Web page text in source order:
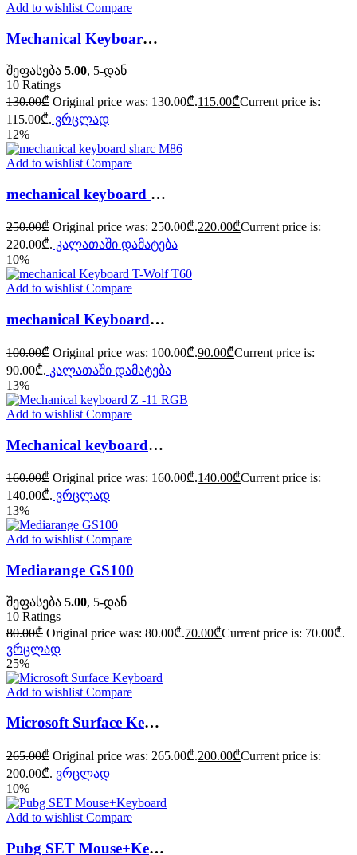
Add to wishlistCompare
Mechanical Keyboard S61 black
შეფასება 5.00, 5-დან
10 Ratings
130.00₾ Original price was: 130.00₾.115.00₾Current price is:
115.00₾. ვრცლად
12%
Add to wishlist Compare
mechanical keyboard sharc M86
250.00₾ Original price was: 250.00₾.220.00₾Current price is:
220.00₾. კალათაში დამატება
10%
Add to wishlist Compare
mechanical Keyboard T-Wolf T60
100.00₾ Original price was: 100.00₾.90.00₾Current price is:
90.00₾. კალათაში დამატება
13%
Add to wishlist Compare
Mechanical keyboard Z -11 RGB
160.00₾ Original price was: 160.00₾.140.00₾Current price is:
140.00₾. ვრცლად
13%
Add to wishlist Compare
Mediarange GS100
შეფასება 5.00, 5-დან
10 Ratings
80.00₾ Original price was: 80.00₾.70.00₾Current price is: 70.00₾.
ვრცლად
25%
Add to wishlist Compare
Microsoft Surface Keyboard
265.00₾ Original price was: 265.00₾.200.00₾Current price is:
200.00₾. ვრცლად
10%
Add to wishlist Compare
Pubg SET Mouse+Keyboard